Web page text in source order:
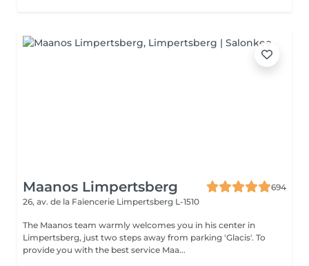
Maanos Limpertsberg
694
26, av. de la Faïencerie Limpertsberg L-1510
The Maanos team warmly welcomes you in his center in
Limpertsberg, just two steps away from parking 'Glacis'. To
provide you with the best service Maa...